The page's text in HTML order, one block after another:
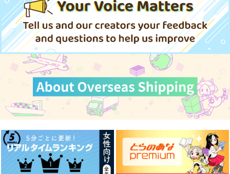
義勇零式がいる暮らし
アーテローザリー
944円（税込）
冨岡義勇＋不死川実弥
サンプル
作品詳細
さねぎゆログまとめ本
蓑笠
1,100 円（税込）
不死川実弥×冨岡義勇
サンプル
作品詳細
俺の特等席
アマイコプルー
円（税込）
不死川実弥×冨岡義勇
サンプル
作品詳細
専売 1,980円（税込）
鬼滅の刃
冨岡義勇×不死川実弥
サンプル
カート